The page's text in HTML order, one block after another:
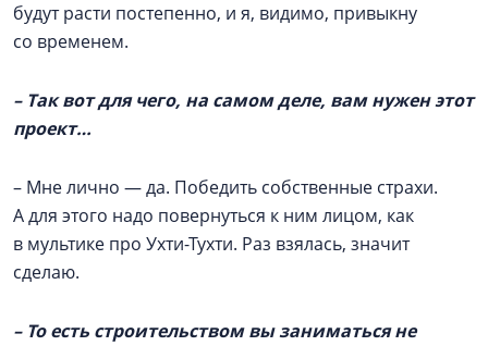
будут расти постепенно, и я, видимо, привыкну
со временем.
– Так вот для чего, на самом деле, вам нужен этот
проект…
– Мне лично — да. Победить собственные страхи.
А для этого надо повернуться к ним лицом, как
в мультике про Ухти-Тухти. Раз взялась, значит
сделаю.
– То есть строительством вы заниматься не